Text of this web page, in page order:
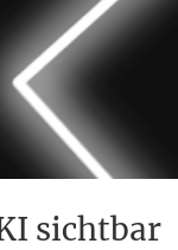
sichtbar